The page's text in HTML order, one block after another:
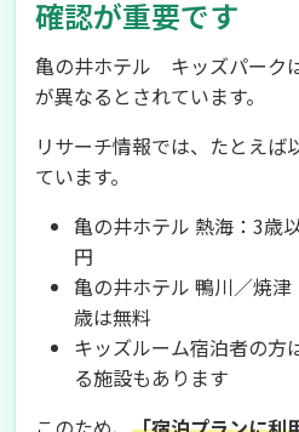
確認が重要です
亀の井ホテル キッズパーク
が異なるとされています。
リサーチ情報では、たとえば
ています。
亀の井ホテル 熱海：3歳
円
亀の井ホテル 鴨川／焼
歳は無料
キッズルーム宿泊者の方
る施設もあります